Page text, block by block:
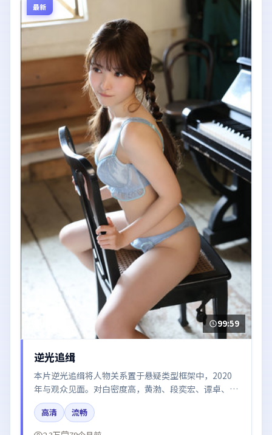
最新
99:59
逆光追缉
本片逆光追缉将人物关系置于悬疑类型框架中，2020
年与观众见面。对白密度高，黄渤、段奕宏、谭卓、周
冬雨的台词节奏值得关注；整体气质偏韩国都市与冷色
调摄影。
高清
流畅